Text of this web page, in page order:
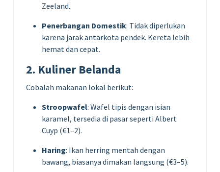
Zeeland.
Penerbangan Domestik: Tidak diperlukan
karena jarak antarkota pendek. Kereta lebih
hemat dan cepat.
2. Kuliner Belanda
Cobalah makanan lokal berikut:
Stroopwafel: Wafel tipis dengan isian
karamel, tersedia di pasar seperti Albert
Cuyp (€1–2).
Haring: Ikan herring mentah dengan
bawang, biasanya dimakan langsung (€3–5).